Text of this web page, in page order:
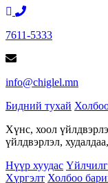
7611-5333
info@chiglel.mn
Бидний тухай
Хүнс, хоол
үйлдвэрлэл,
Нүүр хуудас
Хүргэлт Холбоо